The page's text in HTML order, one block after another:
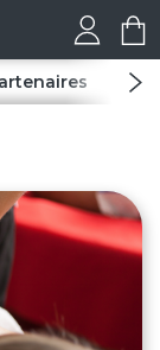
Spas